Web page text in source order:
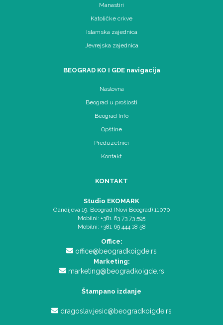
Manastiri
Katoličke crkve
Islamska zajednica
Jevrejska zajednica
BEOGRAD KO I GDE navigacija
Naslovna
Beograd u prošlosti
Beograd Info
Opštine
Preduzetnici
Kontakt
KONTAKT
Studio EKOMARK
Gandijeva 19, Beograd (Novi Beograd) 11070
Mobilni: +381 63 73 73 595
Mobilni: +381 69 444 18 58
Office:
office@beogradkoigde.rs
Marketing:
marketing@beogradkoigde.rs
Štampano izdanje
dragoslav.jesic@beogradkoigde.rs